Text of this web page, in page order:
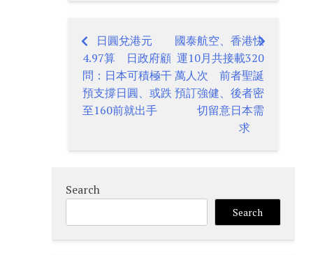
Post
navigation
日圓兌港元
4.97算 日政府顧
問：日本可積極干
預支撐日圓、或跌
至160前就出手
國泰航空、香港快
運10月共接載320
萬人次 前者聖誕
預訂強健、後者密
切留意日本需
求
Search
Search